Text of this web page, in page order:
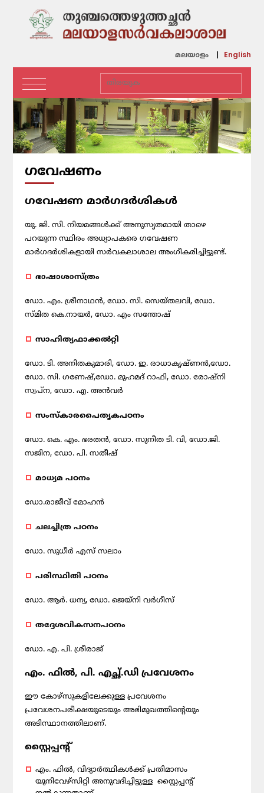
മലയാളം English
ഗവേഷണം
ഗവേഷണ മാര്‍ഗദര്‍ശികള്‍
യു. ജി. സി. നിയമങ്ങള്‍ക്ക് അനുസൃതമായി താഴെ
പറയുന്ന സ്ഥിരം അധ്യാപകരെ ഗവേഷണ
മാര്‍ഗദര്‍ശികളായി സര്‍വകലാശാല അംഗീകരിച്ചിട്ടുണ്ട്.
ഭാഷാശാസ്ത്രം
ഡോ. എം. ശ്രീനാഥന്‍, ഡോ. സി. സെയ്തലവി, ഡോ.
സ്മിത കെ.നായര്‍, ഡോ. എം സന്തോഷ്
സാഹിത്യഫാക്കല്‍റ്റി
ഡോ. ടി. അനിതകുമാരി, ഡോ. ഇ. രാധാകൃഷ്ണന്‍,ഡോ.
ഡോ. സി. ഗണേഷ്,ഡോ. മുഹമദ് റാഫി, ഡോ. രോഷ്‌നി
സ്വപ്ന, ഡോ. എ. അന്‍വര്‍
സംസ്‌കാരപൈതൃകപഠനം
ഡോ. കെ. എം. ഭരതന്‍, ഡോ. സുനീത ടി. വി, ഡോ.ജി.
സജിന, ഡോ. പി. സതീഷ്
മാധ്യമ പഠനം
ഡോ.രാജീവ് മോഹന്‍
ചലച്ചിത്ര പഠനം
ഡോ. സുധീര്‍ എസ് സലാം
പരിസ്ഥിതി പഠനം
ഡോ. ആര്‍. ധന്യ, ഡോ. ജെയ്‌നി വര്‍ഗീസ്
തദ്ദേശവികസനപഠനം
ഡോ. എ. പി. ശ്രീരാജ്
എം. ഫില്‍, പി. എച്ഛ്.ഡി പ്രവേശനം
ഈ കോഴ്‌സുകളിലേക്കുള്ള പ്രവേശനം
പ്രവേശനപരീക്ഷയുടെയും അഭിമുഖത്തിന്റെയും
അടിസ്ഥാനത്തിലാണ്.
സ്റ്റൈപ്പന്റ്
എം. ഫില്‍, വിദ്യാര്‍ത്ഥികള്‍ക്ക് പ്രതിമാസം
യൂനിവേഴ്‌സിറ്റി അനുവദിച്ചിട്ടുള്ള സ്റ്റൈപ്പന്റ്